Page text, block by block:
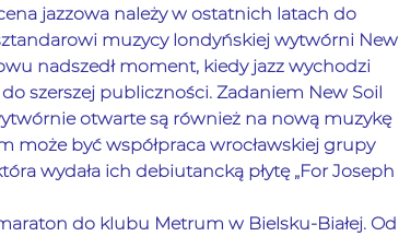
jazzowa należy w ostatnich latach do
muzycy londyńskiej wytwórni New
nadszedł moment, kiedy jazz wychodzi
szerszej publiczności. Zadaniem New Soil
otwarte są również na nową muzykę
może być współpraca wrocławskiej grupy
wydała ich debiutancką płytę „For Joseph
do klubu Metrum w Bielsku-Białej. Od